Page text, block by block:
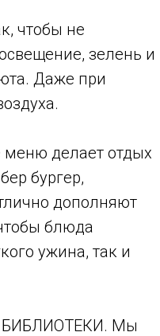
чтобы не
зелень и
Даже при
меню делает отдых
бургер,
дополняют
блюда
ужина, так и
БИБЛИОТЕКИ. Мы